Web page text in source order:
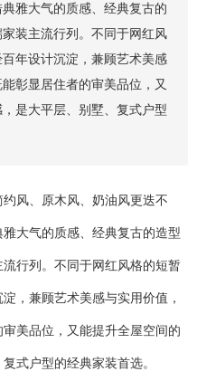
雅大气的质感、经典复古的
装主流行列。不同于网红风
年设计沉淀，兼顾艺术美感
彰显居住者的审美品位，又
是大平层、别墅、复式户型
风、原木风、奶油风更迭不
大气的质感、经典复古的造型
行列。不同于网红风格的短暂
，兼顾艺术美感与实用价值，
美品位，又能提升全屋空间的
式户型的经典家装首选。